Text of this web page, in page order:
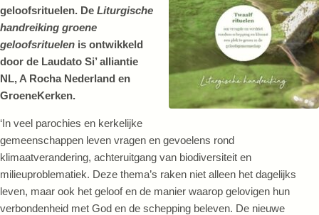
geloofsrituelen. De Liturgische
handreiking groene
geloofsrituelen is ontwikkeld
door de Laudato Si’ alliantie
NL, A Rocha Nederland en
GroeneKerken.
‘In veel parochies en kerkelijke
gemeenschappen leven vragen en gevoelens rond
klimaatverandering, achteruitgang van biodiversiteit en
milieuproblematiek. Deze thema’s raken niet alleen het dagelijks
leven, maar ook het geloof en de manier waarop gelovigen hun
verbondenheid met God en de schepping beleven. De nieuwe